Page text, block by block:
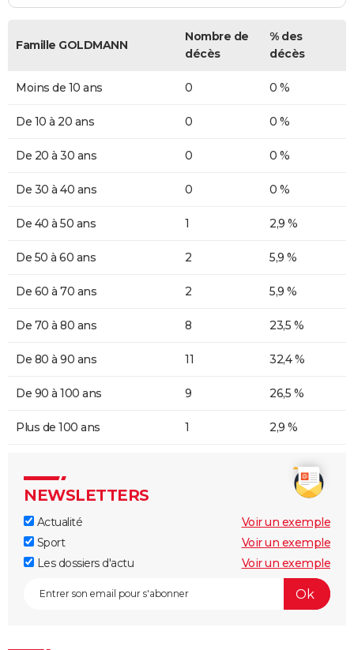
Famille GOLDMANN
Nombre de
décès
% des
décès
Moins de 10 ans 0 0 %
De 10 à 20 ans 0 0 %
De 20 à 30 ans 0 0 %
De 30 à 40 ans 0 0 %
De 40 à 50 ans 1 2,9 %
De 50 à 60 ans 2 5,9 %
De 60 à 70 ans 2 5,9 %
De 70 à 80 ans 8 23,5 %
De 80 à 90 ans 11 32,4 %
De 90 à 100 ans 9 26,5 %
Plus de 100 ans 1 2,9 %
NEWSLETTERS
Actualité
Voir un exemple
Sport
Voir un exemple
Les dossiers d'actu
Voir un exemple